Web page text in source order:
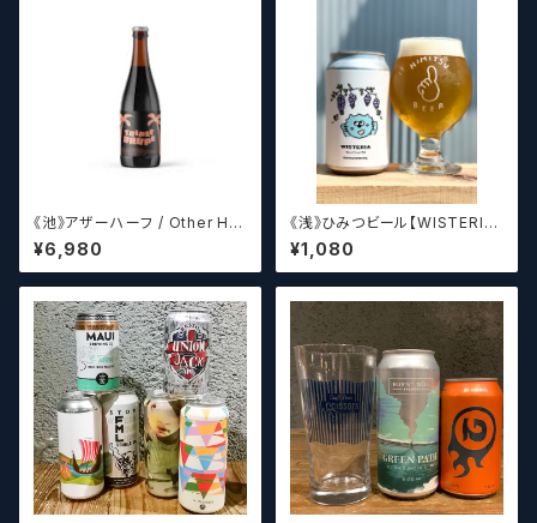
《池》アザーハーフ / Other Hal
f Brewing Triple Drupe【ク
ラフトビールシザーズ】
¥6,980
《浅》ひみつビール【WISTERIA】
／ ウィステリア
¥1,080